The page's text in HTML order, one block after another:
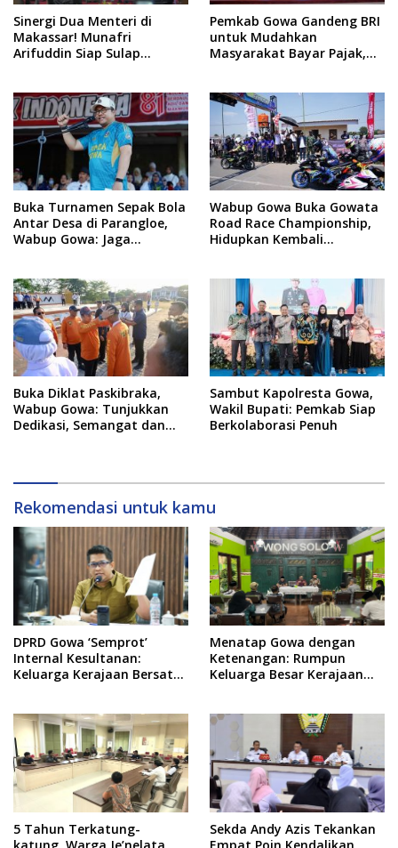
Sinergi Dua Menteri di
Makassar! Munafri
Arifuddin Siap Sulap
Baru
Pemkab Gowa Gandeng BRI
untuk Mudahkan
Masyarakat Bayar Pajak,
Buka Turnamen Sepak Bola
Antar Desa di Parangloe,
Wabup Gowa: Jaga
Wabup Gowa Buka Gowata
Road Race Championship,
Hidupkan Kembali
Buka Diklat Paskibraka,
Wabup Gowa: Tunjukkan
Dedikasi, Semangat dan
Sambut Kapolresta Gowa,
Wakil Bupati: Pemkab Siap
Berkolaborasi Penuh
Rekomendasi untuk kamu
DPRD Gowa ‘Semprot’
Internal Kesultanan:
Keluarga Kerajaan Bersatu
Menatap Gowa dengan
Ketenangan: Rumpun
Keluarga Besar Kerajaan
Jalur Musyawarah,
Ingatkan Soal Adat dan
Adab
5 Tahun Terkatung-
Sekda Andy Azis Tekankan